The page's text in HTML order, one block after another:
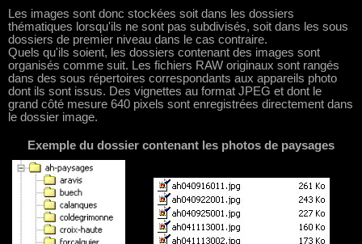
Les images sont donc stockées soit dans les dossiers
thématiques lorsqu'ils ne sont pas subdivisés, soit dans les sous
dossiers de premier niveau dans le cas contraire.
Quels qu'ils soient, les dossiers contenant des images sont
organisés comme suit. Les fichiers RAW originaux sont rangés
dans des sous répertoires correspondants aux appareils photo
dont ils sont issus. Des vignettes au format JPEG et dont le
grand côté mesure 640 pixels sont enregistrées directement dans
le dossier image.
Exemple du dossier contenant les photos de paysages